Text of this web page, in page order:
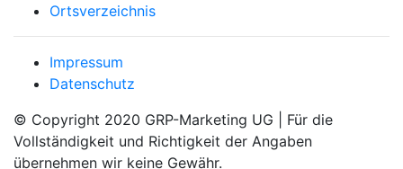
Ortsverzeichnis
Impressum
Datenschutz
© Copyright 2020 GRP-Marketing UG | Für die
Vollständigkeit und Richtigkeit der Angaben
übernehmen wir keine Gewähr.